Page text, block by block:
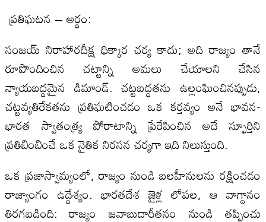
ప్రతిఘటన – అర్థం:
సంజయ్‌ నిరాహారదీక్ష ధిక్కార చర్య కాదు; అది రాజ్యం తానే
రూపొందించిన చట్టాన్ని అమలు చేయాలని చేసిన
న్యాయబద్ధమైన డిమాండ్‌. చట్టబద్ధతను ఉల్లంఘించినప్పుడు,
చట్టవ్యతిరేకతను ప్రతిఘటించడం ఒక కర్తవ్యం అనే భావన-
భారత స్వాతంత్ర్య పోరాటాన్ని ప్రేరేపించిన అదే స్ఫూర్తిని
ప్రతిబింబించే ఒక నైతిక నిరసన చర్యగా ఇది నిలుస్తుంది.
ఒక ప్రజాస్వామ్యంలో, రాజ్యం నుండి బలహీనులను రక్షించడం
రాజ్యాంగం ఉద్దేశ్యం. భారతదేశ జైళ్ల లోపల, ఆ వాగ్దానం
తిరగబడింది: రాజ్యం జవాబుదారీతనం నుండి తప్పించు